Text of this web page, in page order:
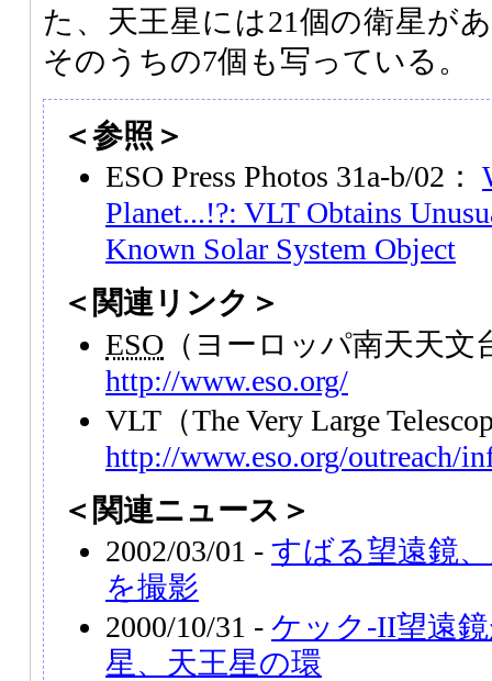
た、天王星には21個の衛星が
そのうちの7個も写っている。
＜参照＞
ESO Press Photos 31a-b/02：
Planet...!?: VLT Obtains
Known Solar System Object
＜関連リンク＞
ESO （ヨーロッパ南天天文
http://www.eso.org/
VLT （The Very Large
http://www.eso.org/outreach/
＜関連ニュース＞
2002/03/01 - すばる望遠鏡
を撮影
2000/10/31 - ケック-II望遠
星、天王星の環